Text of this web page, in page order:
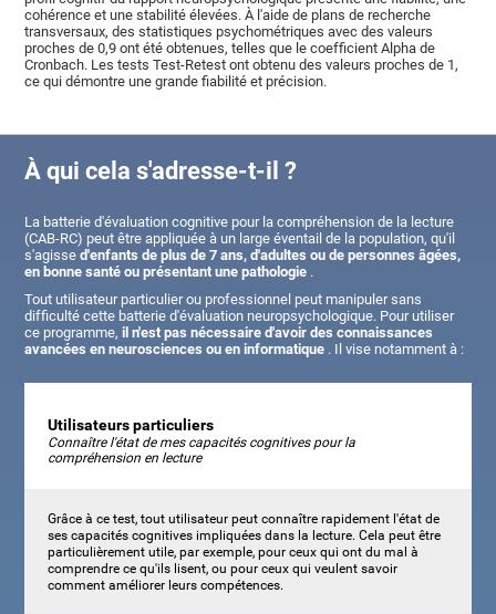
cohérence et une stabilité élevées. À l'aide de plans de recherche
transversaux, des statistiques psychométriques avec des valeurs
proches de 0,9 ont été obtenues, telles que le coefficient Alpha de
Cronbach. Les tests Test-Retest ont obtenu des valeurs proches de 1,
ce qui démontre une grande fiabilité et précision.
À qui cela s'adresse-t-il ?
La batterie d'évaluation cognitive pour la compréhension de la lecture
(CAB-RC) peut être appliquée à un large éventail de la population, qu'il
s'agissed'enfants de plus de 7 ans, d'adultes ou de personnes âgées,
en bonne santé ou présentant une pathologie .
Tout utilisateur particulier ou professionnel peut manipuler sans
difficulté cette batterie d'évaluation neuropsychologique. Pour utiliser
ce programme,il n'est pas nécessaire d'avoir des connaissances
avancées en neurosciences ou en informatique . Il vise notamment à :
Utilisateurs particuliers
Connaître l'état de mes capacités cognitives pour la
compréhension en lecture
Grâce à ce test, tout utilisateur peut connaître rapidement l'état de
ses capacités cognitives impliquées dans la lecture. Cela peut être
particulièrement utile, par exemple, pour ceux qui ont du mal à
comprendre ce qu'ils lisent, ou pour ceux qui veulent savoir
comment améliorer leurs compétences.